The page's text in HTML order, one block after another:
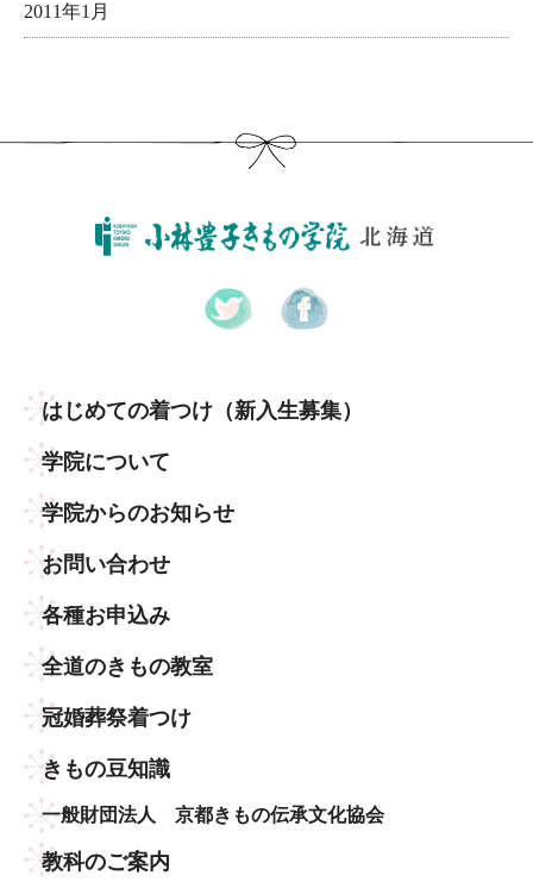
2011年1月
はじめての着つけ （新入生募集）
学院について
学院からのお知らせ
お問い合わせ
各種お申込み
全道のきもの教室
冠婚葬祭着つけ
きもの豆知識
一般財団法人 京都きもの伝承文化協会
教科のご案内